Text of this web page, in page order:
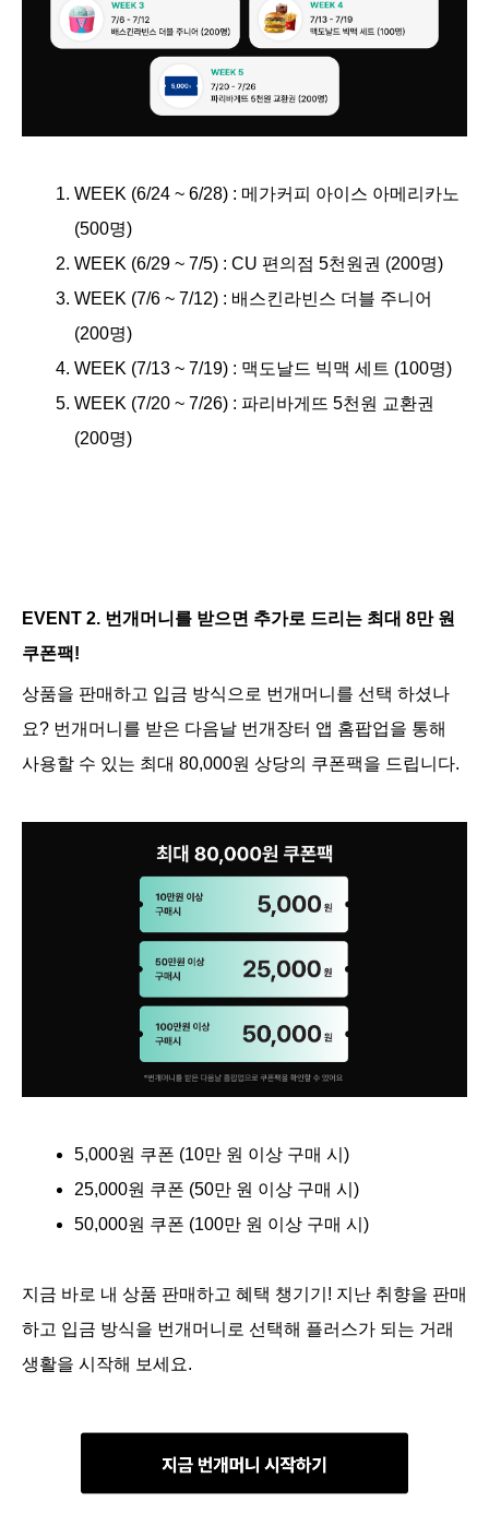
WEEK (6/24 ~ 6/28) : 메가커피 아이스 아메리카노
(500명)
WEEK (6/29 ~ 7/5) : CU 편의점 5천원권 (200명)
WEEK (7/6 ~ 7/12) : 배스킨라빈스 더블 주니어
(200명)
WEEK (7/13 ~ 7/19) : 맥도날드 빅맥 세트 (100명)
WEEK (7/20 ~ 7/26) : 파리바게뜨 5천원 교환권
(200명)
EVENT 2. 번개머니를 받으면 추가로 드리는 최대 8만 원
쿠폰팩!
상품을 판매하고 입금 방식으로 번개머니를 선택 하셨나
요? 번개머니를 받은 다음날 번개장터 앱 홈팝업을 통해
사용할 수 있는 최대 80,000원 상당의 쿠폰팩을 드립니다.
5,000원 쿠폰 (10만 원 이상 구매 시)
25,000원 쿠폰 (50만 원 이상 구매 시)
50,000원 쿠폰 (100만 원 이상 구매 시)
지금 바로 내 상품 판매하고 혜택 챙기기! 지난 취향을 판매
하고 입금 방식을 번개머니로 선택해 플러스가 되는 거래
생활을 시작해 보세요.